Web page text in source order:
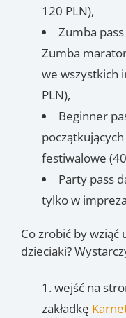
120 PLN),
Zumba
Zumba
we wszystkich
PLN),
Beginner
festiwalowe
Party pass
tylko w
Co zrobić by wziąć
dzieciaki?
wejść na
zakładkę